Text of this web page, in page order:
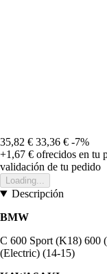
35,82 € 33,36 € -7%
+1,67 € ofrecidos en tu
validación de tu pedido
Loading...
Descripción
BMW
C 600 Sport (K18) 600
(Electric) (14-15)